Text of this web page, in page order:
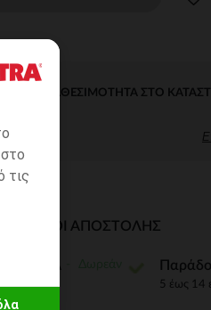
τις
ΆΜΕΣΗ ΔΙΑΘΕΣΙΜΌΤΗΤΑ ΣΤΟ
ΤΡΌΠΟΙ ΑΠΟΣΤΟΛΉΣ
5 έως 14